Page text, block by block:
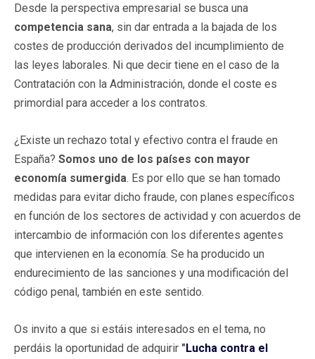
Desde la perspectiva empresarial se busca una
competencia sana, sin dar entrada a la bajada de los
costes de producción derivados del incumplimiento de
las leyes laborales. Ni que decir tiene en el caso de la
Contratación con la Administración, donde el coste es
primordial para acceder a los contratos.
¿Existe un rechazo total y efectivo contra el fraude en
España? Somos uno de los países con mayor
economía sumergida. Es por ello que se han tomado
medidas para evitar dicho fraude, con planes específicos
en función de los sectores de actividad y con acuerdos de
intercambio de información con los diferentes agentes
que intervienen en la economía. Se ha producido un
endurecimiento de las sanciones y una modificación del
código penal, también en este sentido.
Os invito a que si estáis interesados en el tema, no
perdáis la oportunidad de adquirir "Lucha contra el